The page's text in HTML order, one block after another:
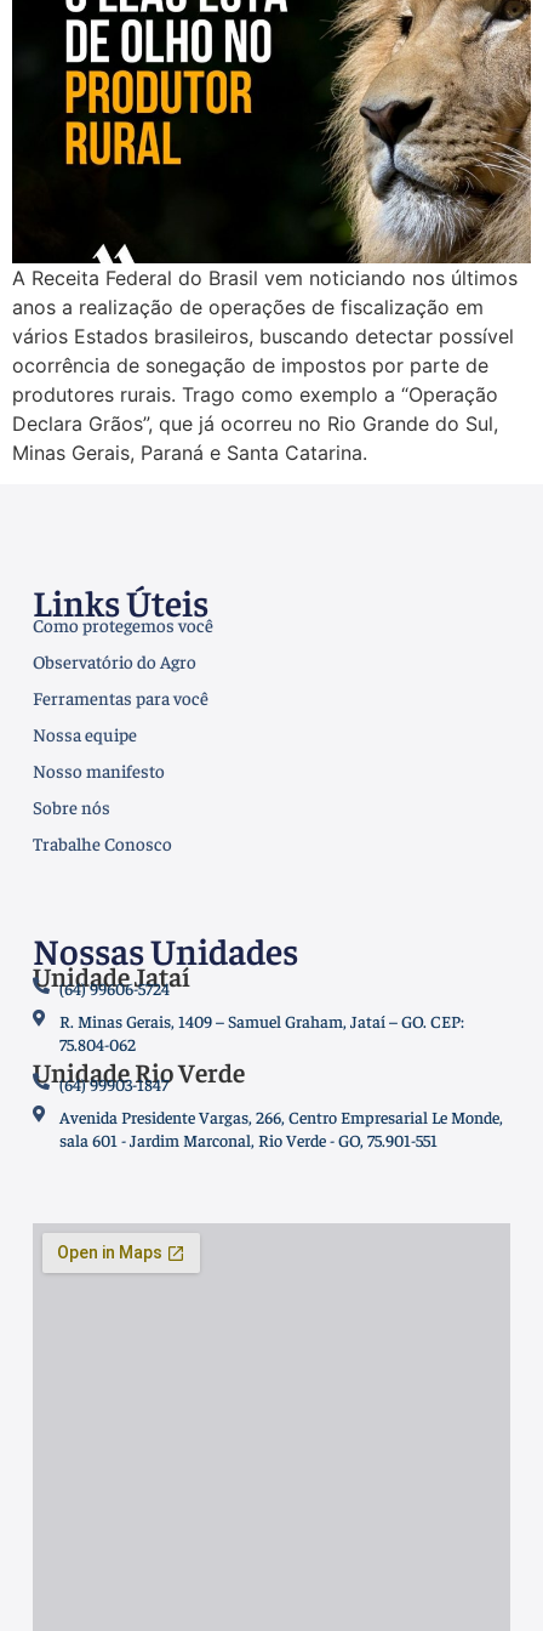
A Receita Federal do Brasil vem noticiando nos últimos
anos a realização de operações de fiscalização em
vários Estados brasileiros, buscando detectar possível
ocorrência de sonegação de impostos por parte de
produtores rurais. Trago como exemplo a “Operação
Declara Grãos”, que já ocorreu no Rio Grande do Sul,
Minas Gerais, Paraná e Santa Catarina.
Links Úteis
Como protegemos você
Observatório do Agro
Ferramentas para você
Nossa equipe
Nosso manifesto
Sobre nós
Trabalhe Conosco
Nossas Unidades
Unidade Jataí
(64) 99606-5724
R. Minas Gerais, 1409 – Samuel Graham, Jataí – GO. CEP:
75.804-062
Unidade Rio Verde
(64) 99903-1847
Avenida Presidente Vargas, 266, Centro Empresarial Le Monde,
sala 601 - Jardim Marconal, Rio Verde - GO, 75.901-551